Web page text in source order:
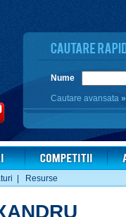
Nume
Cautare avansata »
Resurse